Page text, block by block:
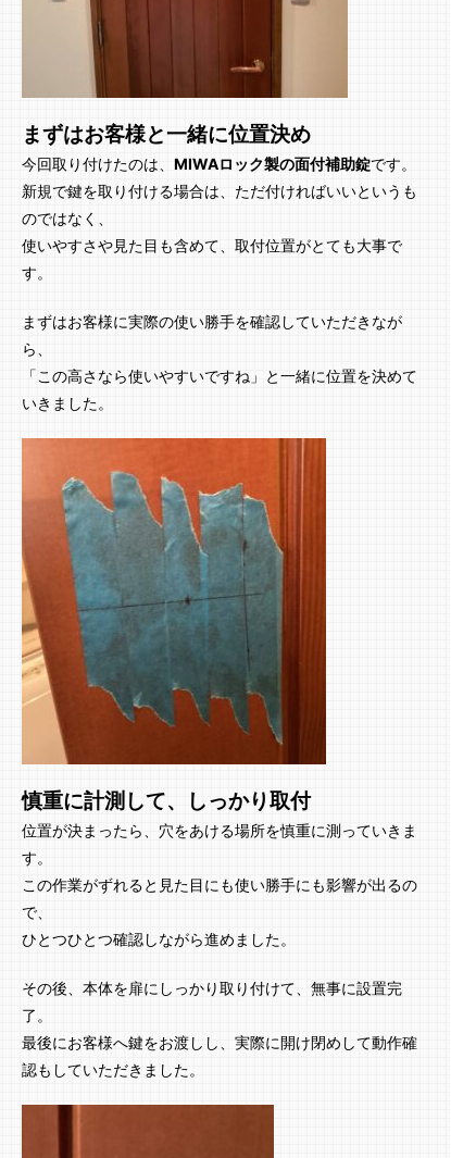
まずはお客様と一緒に位置決め
今回取り付けたのは、 MIWAロック製の面付補助錠です。
新規で鍵を取り付ける場合は、ただ付ければいいというも
のではなく、
使いやすさや見た目も含めて、取付位置がとても大事で
す。
まずはお客様に実際の使い勝手を確認していただきなが
ら、
「この高さなら使いやすいですね」と一緒に位置を決めて
いきました。
慎重に計測して、しっかり取付
位置が決まったら、穴をあける場所を慎重に測っていきま
す。
この作業がずれると見た目にも使い勝手にも影響が出るの
で、
ひとつひとつ確認しながら進めました。
その後、本体を扉にしっかり取り付けて、無事に設置完
了。
最後にお客様へ鍵をお渡しし、実際に開け閉めして動作確
認もしていただきました。